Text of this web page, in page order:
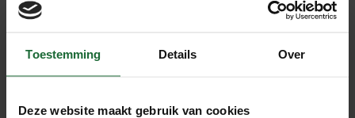
Toestemming Details Over
Deze website maakt gebruik van cookies
120 x 70cm
120 x 90 cm